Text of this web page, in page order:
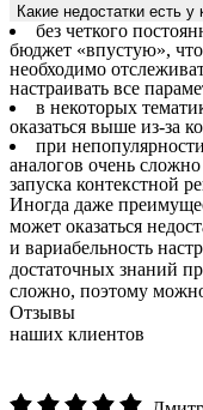
Какие недостатки есть
без четкого
бюджет «впустую»,
необходимо
настраивать все
в некоторых
оказаться выше из-за
при
аналогов очень
запуска контекстной
Иногда даже
может оказаться
и вариабельность
достаточных знаний
сложно, поэтому
Отзывы
наших клиентов